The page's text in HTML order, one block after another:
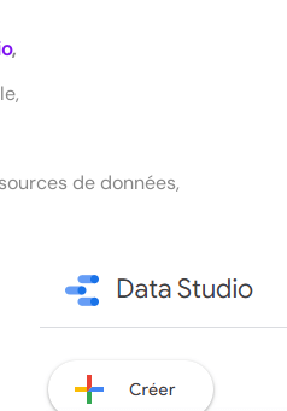
,
de données,